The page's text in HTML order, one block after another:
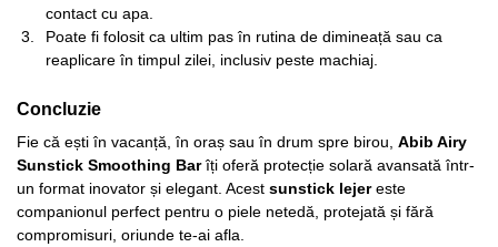
contact cu apa.
Poate fi folosit ca ultim pas în rutina de dimineață sau ca
reaplicare în timpul zilei, inclusiv peste machiaj.
Concluzie
Fie că ești în vacanță, în oraș sau în drum spre birou, Abib Airy
Sunstick Smoothing Barîți oferă protecție solară avansată într-
un format inovator și elegant. Acest sunstick lejereste
companionul perfect pentru o piele netedă, protejată și fără
compromisuri, oriunde te-ai afla.